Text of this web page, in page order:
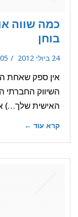
כמה שווה
בוחן
24 ביולי 2012
אין ספק שאחת
השיווק
האישית שלך…)
קרא עוד ←